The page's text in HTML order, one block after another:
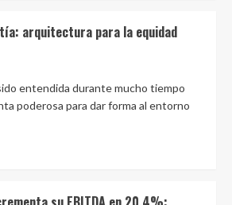
arquitectura para la equidad
entendida durante mucho tiempo
poderosa para dar forma al entorno